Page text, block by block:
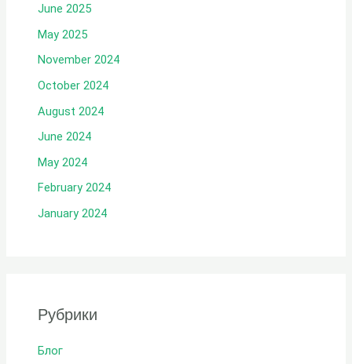
June 2025
May 2025
November 2024
October 2024
August 2024
June 2024
May 2024
February 2024
January 2024
Рубрики
Блог